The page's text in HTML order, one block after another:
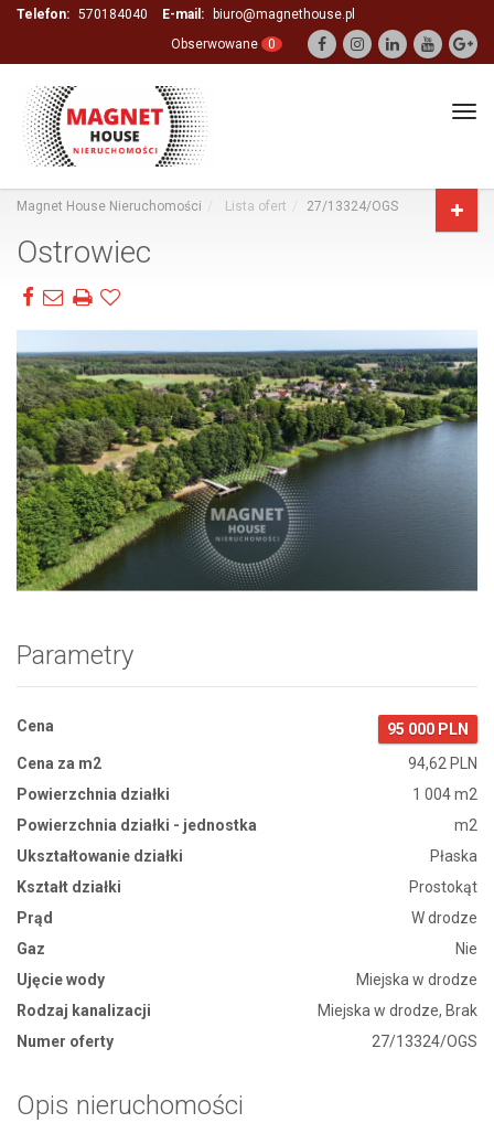
Telefon: 570184040 E-mail:
biuro@magnethouse.pl
Obserwowane
0
Magnet House Nieruchomości Lista ofert 27/13324/OGS
Ostrowiec
Zdjęcie 1
Parametry
Cena
95 000 PLN
Cena za m2
94,62 PLN
Powierzchnia działki
1 004 m2
Powierzchnia działki - jednostka
m2
Ukształtowanie działki
Płaska
Kształt działki
Prostokąt
Prąd
W drodze
Gaz
Nie
Ujęcie wody
Miejska w drodze
Rodzaj kanalizacji
Miejska w drodze, Brak
Numer oferty
27/13324/OGS
Opis nieruchomości